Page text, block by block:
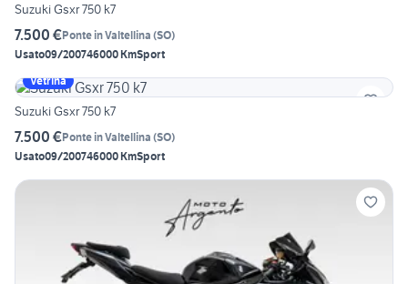
Suzuki Gsxr 750 k7
7.500 €Ponte in Valtellina (SO)
Usato09/200746000 KmSport
Vetrina
Suzuki Gsxr 750 k7
7.500 €Ponte in Valtellina (SO)
Usato09/200746000 KmSport